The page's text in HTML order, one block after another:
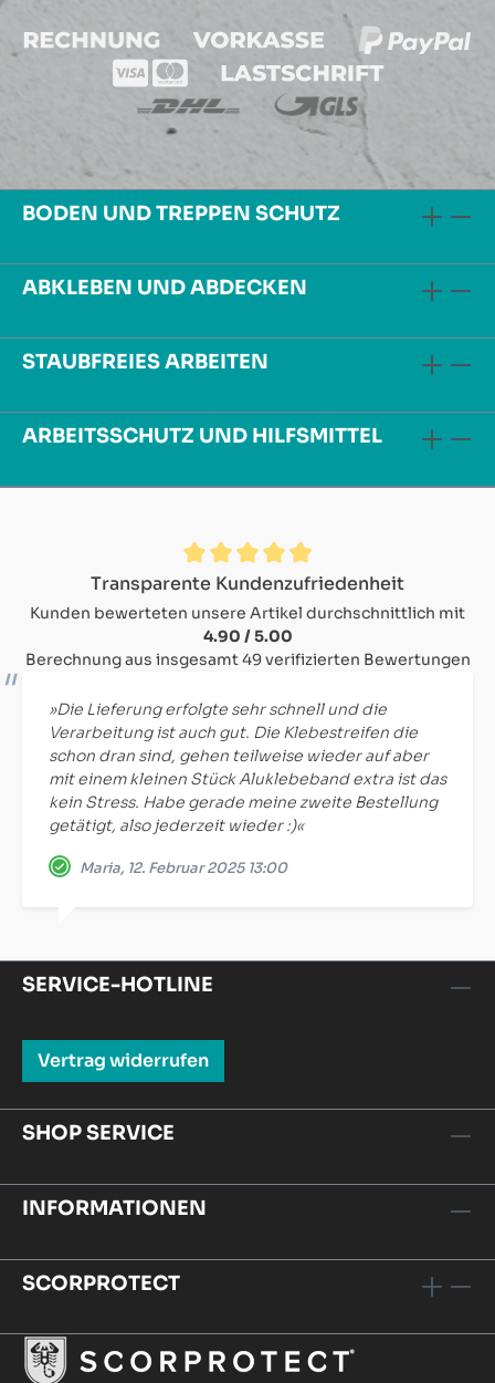
BODEN UND TREPPEN SCHUTZ
ABKLEBEN UND ABDECKEN
STAUBFREIES ARBEITEN
ARBEITSSCHUTZ UND HILFSMITTEL
Durchschnittliche Bewertung von 4.9 von 5 Sternen
Transparente Kundenzufriedenheit
Kunden bewerteten unsere Artikel durchschnittlich mit
4.90 / 5.00
Berechnung aus insgesamt 49 verifizierten Bewertungen
»Die Lieferung erfolgte sehr schnell und die
Verarbeitung ist auch gut. Die Klebestreifen die
schon dran sind, gehen teilweise wieder auf aber
mit einem kleinen Stück Aluklebeband extra ist das
kein Stress. Habe gerade meine zweite Bestellung
getätigt, also jederzeit wieder :)«
Maria, 12. Februar 2025 13:00
SERVICE-HOTLINE
Vertrag widerrufen
SHOP SERVICE
INFORMATIONEN
SCORPROTECT